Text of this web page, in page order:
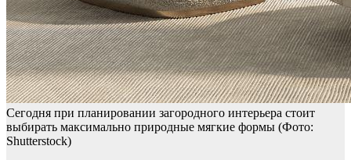
Сегодня при планировании загородного интерьера стоит
выбирать максимально природные мягкие формы (Фото:
Shutterstock)